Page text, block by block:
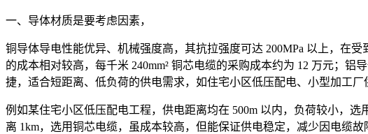
一、导体材质是要考虑因素，
铜导体导电性能优异、机械强度高，其抗拉强度可达 200MPa 以上，在
的成本相对较高，每千米 240mm² 铜芯电缆的采购成本约为 12 万元；
捷，适合短距离、低负荷的供电需求，如住宅小区低压配电、小型加工
例如某住宅小区低压配电工程，供电距离均在 500m 以内，负荷较小，
离 1km，选用铜芯电缆，虽成本较高，但能保证供电稳定，减少因电缆故